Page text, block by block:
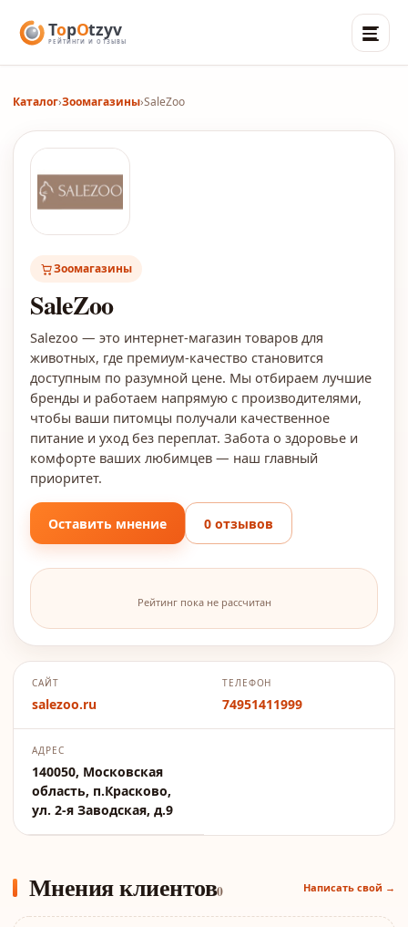
Каталог›Зоомагазины›SaleZoo
Зоомагазины
SaleZoo
Salezoo — это интернет-магазин товаров для
животных, где премиум-качество становится
доступным по разумной цене. Мы отбираем лучшие
бренды и работаем напрямую с производителями,
чтобы ваши питомцы получали качественное
питание и уход без переплат. Забота о здоровье и
комфорте ваших любимцев — наш главный
приоритет.
Оставить мнение 0 отзывов
Рейтинг пока не рассчитан
САЙТ
salezoo.ru
ТЕЛЕФОН
74951411999
АДРЕС
140050, Московская
область, п.Красково,
ул. 2-я Заводская, д.9
Мнения клиентов0 Написать свой →